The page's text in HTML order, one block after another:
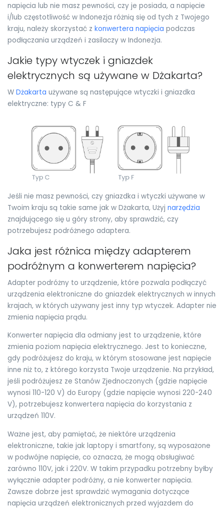
napięcia lub nie masz pewności, czy je posiada, a napięcie
i/lub częstotliwość w Indonezja różnią się od tych z Twojego
kraju, należy skorzystać z konwertera napięcia podczas
podłączania urządzeń i zasilaczy w Indonezja.
Jakie typy wtyczek i gniazdek
elektrycznych są używane w Dżakarta?
W Dżakarta używane są następujące wtyczki i gniazdka
elektryczne: typy C & F
Jeśli nie masz pewności, czy gniazdka i wtyczki używane w
Twoim kraju są takie same jak w Dżakarta, Użyj narzędzia
znajdującego się u góry strony, aby sprawdzić, czy
potrzebujesz podróżnego adaptera.
Jaka jest różnica między adapterem
podróżnym a konwerterem napięcia?
Adapter podróżny to urządzenie, które pozwala podłączyć
urządzenia elektroniczne do gniazdek elektrycznych w innych
krajach, w których używany jest inny typ wtyczek. Adapter nie
zmienia napięcia prądu.
Konwerter napięcia dla odmiany jest to urządzenie, które
zmienia poziom napięcia elektrycznego. Jest to konieczne,
gdy podróżujesz do kraju, w którym stosowane jest napięcie
inne niż to, z którego korzysta Twoje urządzenie. Na przykład,
jeśli podróżujesz ze Stanów Zjednoczonych (gdzie napięcie
wynosi 110-120 V) do Europy (gdzie napięcie wynosi 220-240
V), potrzebujesz konwertera napięcia do korzystania z
urządzeń 110V.
Ważne jest, aby pamiętać, że niektóre urządzenia
elektroniczne, takie jak laptopy i smartfony, są wyposażone
w podwójne napięcie, co oznacza, że mogą obsługiwać
zarówno 110V, jak i 220V. W takim przypadku potrzebny byłby
wyłącznie adapter podróżny, a nie konwerter napięcia.
Zawsze dobrze jest sprawdzić wymagania dotyczące
napięcia urządzeń elektronicznych przed wyjazdem do